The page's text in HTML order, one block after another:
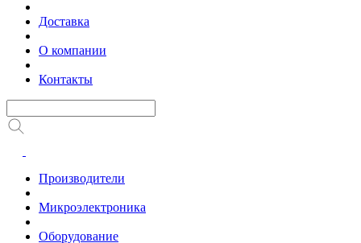
Доставка
О компании
Контакты
Производители
Микроэлектроника
Оборудование